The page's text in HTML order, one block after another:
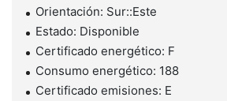
Orientación: Sur::Este
Estado: Disponible
Certificado energético: F
Consumo energético: 188
Certificado emisiones: E